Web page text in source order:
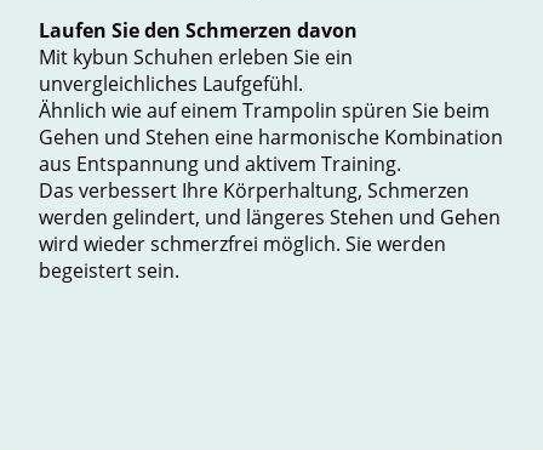
Laufen Sie den Schmerzen davon
Mit kybun Schuhen erleben Sie ein
unvergleichliches Laufgefühl.
Ähnlich wie auf einem Trampolin spüren Sie beim
Gehen und Stehen eine harmonische Kombination
aus Entspannung und aktivem Training.
Das verbessert Ihre Körperhaltung, Schmerzen
werden gelindert, und längeres Stehen und Gehen
wird wieder schmerzfrei möglich. Sie werden
begeistert sein.